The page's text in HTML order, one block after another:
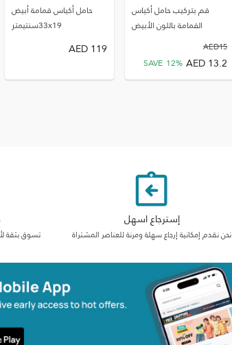
قم بتركيب حامل أكياس
القمامة باللون الأبيض
15
AED
13.2
AED
SAVE 12%
حامل أكياس قمامة أبيض
33x19سنتيمتر
119
AED
إسترجاع اسهل
نحن نقدم إمكانية إرجاع سهلة ومرنة للعناصر المشتراة تسوق بثقة